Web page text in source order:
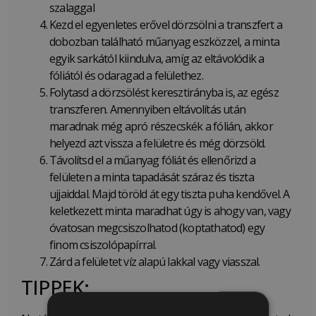
szalaggal
Kezd el egyenletes erővel dörzsölni a transzfert a
dobozban található műanyag eszközzel, a minta
egyik sarkától kiindulva, amíg az eltávolódik a
fóliától és odaragad a felülethez.
Folytasd a dörzsölést keresztirányba is, az egész
transzferen. Amennyiben eltávolítás után
maradnak még apró részecskék a fólián, akkor
helyezd azt vissza a felületre és még dörzsöld.
Távolítsd el a műanyag fóliát és ellenőrizd a
felületen a minta tapadását száraz és tiszta
ujjaiddal. Majd töröld át egy tiszta puha kendővel. A
keletkezett minta maradhat úgy is ahogy van, vagy
óvatosan megcsiszolhatod (koptathatod) egy
finom csiszolópapírral.
Zárd a felületet víz alapú lakkal vagy viasszal.
TIPPEK: